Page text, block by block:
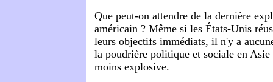
Que peut-on attendre de la dernière
américain ? Même si les États-Unis
leurs objectifs immédiats, il n'y a
la poudrière politique et sociale en Asie
moins explosive.